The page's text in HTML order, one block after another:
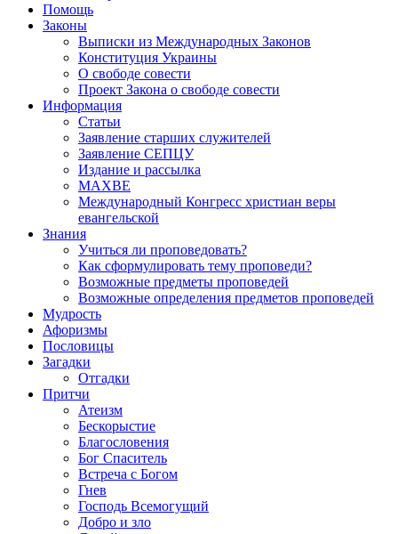
Помощь
Законы
Выписки из Международных Законов
Конституция Украины
О свободе совести
Проект Закона о свободе совести
Информация
Статьи
Заявление старших служителей
Заявление СЕПЦУ
Издание и рассылка
МАХВЕ
Международный Конгресс христиан веры
евангельской
Знания
Учиться ли проповедовать?
Как сформулировать тему проповеди?
Возможные предметы проповедей
Возможные определения предметов проповедей
Мудрость
Афоризмы
Пословицы
Загадки
Отгадки
Притчи
Атеизм
Бескорыстие
Благословения
Бог Спаситель
Встреча с Богом
Гнев
Господь Всемогущий
Добро и зло